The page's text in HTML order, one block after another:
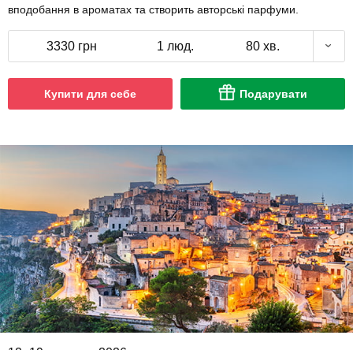
вподобання в ароматах та створить авторські парфуми.
3330 грн 1 люд. 80 хв.
Купити для себе Подарувати